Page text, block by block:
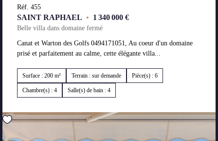
Réf. 455
SAINT RAPHAEL • 1 340 000 €
Belle villa dans domaine fermé
Canat et Warton des Golfs 0494171051, Au coeur d'un domaine
prisé et parfaitement au calme, cette élégante villa...
Surface : 200 m² Terrain : sur demande Pièce(s) : 6
Chambre(s) : 4 Salle(s) de bain : 4